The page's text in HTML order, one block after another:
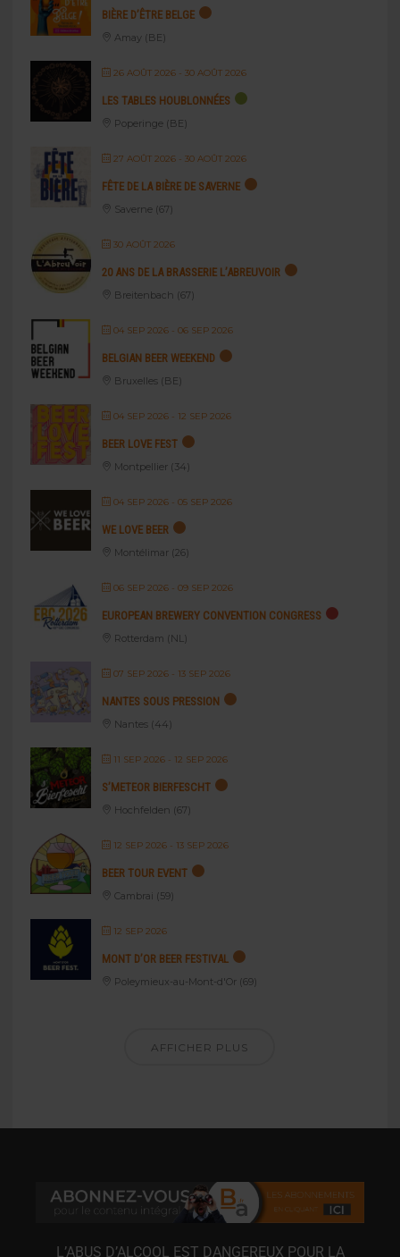
BIÈRE D’ÊTRE BELGE
Amay (BE)
26 AOÛT 2026- 30 AOÛT 2026
LES TABLES HOUBLONNÉES
Poperinge (BE)
27 AOÛT 2026- 30 AOÛT 2026
FÊTE DE LA BIÈRE DE SAVERNE
Saverne (67)
30 AOÛT 2026
20 ANS DE LA BRASSERIE L’ABREUVOIR
Breitenbach (67)
04 SEP 2026- 06 SEP 2026
BELGIAN BEER WEEKEND
Bruxelles (BE)
04 SEP 2026- 12 SEP 2026
BEER LOVE FEST
Montpellier (34)
04 SEP 2026- 05 SEP 2026
WE LOVE BEER
Montélimar (26)
06 SEP 2026- 09 SEP 2026
EUROPEAN BREWERY CONVENTION CONGRESS
Rotterdam (NL)
07 SEP 2026- 13 SEP 2026
NANTES SOUS PRESSION
Nantes (44)
11 SEP 2026- 12 SEP 2026
S’METEOR BIERFESCHT
Hochfelden (67)
12 SEP 2026- 13 SEP 2026
BEER TOUR EVENT
Cambrai (59)
12 SEP 2026
MONT D’OR BEER FESTIVAL
Poleymieux-au-Mont-d'Or (69)
AFFICHER PLUS
L’ABUS D’ALCOOL EST DANGEREUX POUR LA